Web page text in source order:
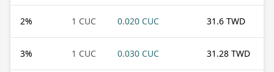
2% 1 CUC 0.020 CUC 31.6 TWD
3% 1 CUC 0.030 CUC 31.28 TWD